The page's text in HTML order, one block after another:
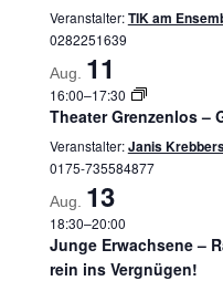
Veranstalter:TIK am
0282251639
Aug. 11
16:00–17:30
Theater Grenzenlos –
Veranstalter:Janis
0175-735584877
Aug. 13
18:30–20:00
Junge Erwachsene –
rein ins Vergnügen!